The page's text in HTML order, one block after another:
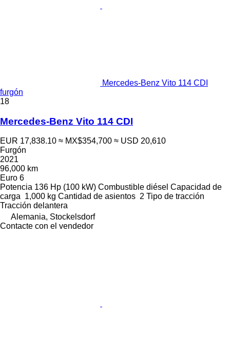
Mercedes-Benz Vito 114 CDI
furgón
18
Mercedes-Benz Vito 114 CDI
EUR 17,838.10 ≈ MX$354,700 ≈ USD 20,610
Furgón
2021
96,000 km
Euro 6
Potencia 136 Hp (100 kW) Combustible diésel Capacidad de
carga 1,000 kg Cantidad de asientos 2 Tipo de tracción
Tracción delantera
Alemania, Stockelsdorf
Contacte con el vendedor